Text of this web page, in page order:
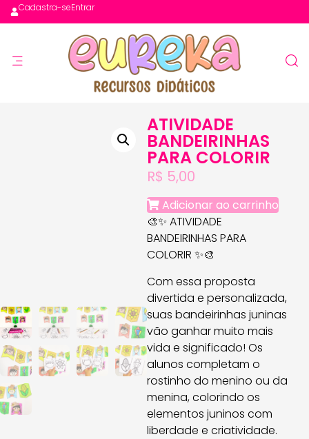
Cadastra-seEntrar
ATIVIDADE
BANDEIRINHAS
PARA COLORIR
R$ 5,00
Adicionar ao carrinho
🎨✨ ATIVIDADE
BANDEIRINHAS PARA
COLORIR ✨🎨
Com essa proposta
divertida e personalizada,
suas bandeirinhas juninas
vão ganhar muito mais
vida e significado! Os
alunos completam o
rostinho do menino ou da
menina, colorindo os
elementos juninos com
liberdade e criatividade.